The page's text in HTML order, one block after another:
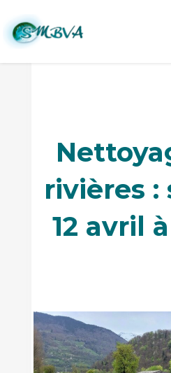
rivières :
12 avril